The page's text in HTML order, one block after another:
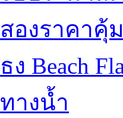
สองราคาคุ้
ธง Beach
ทางน้ำ